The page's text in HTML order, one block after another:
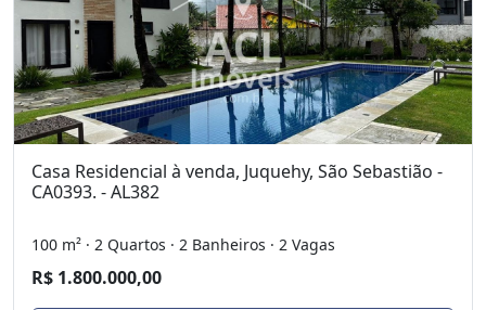
Casa Residencial à venda, Juquehy, São Sebastião -
CA0393. - AL382
100 m² · 2 Quartos · 2 Banheiros · 2 Vagas
R$ 1.800.000,00